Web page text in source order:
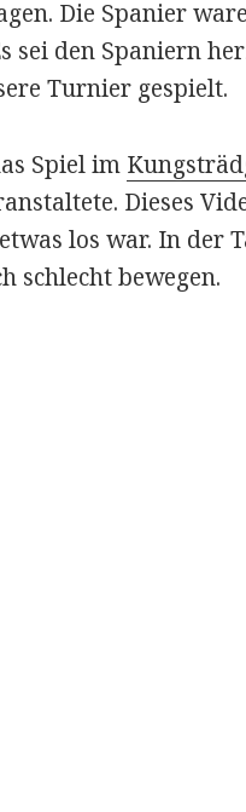
Die Spanier
sei den Spaniern
Turnier gespielt.
Spiel im
Dieses
los war. In der
schlecht bewegen.